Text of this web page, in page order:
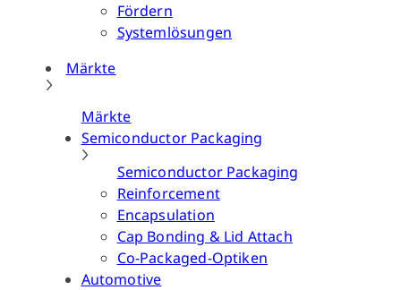
Fördern
Systemlösungen
Märkte
Märkte
Semiconductor Packaging
Semiconductor Packaging
Reinforcement
Encapsulation
Cap Bonding & Lid Attach
Co-Packaged-Optiken
Automotive